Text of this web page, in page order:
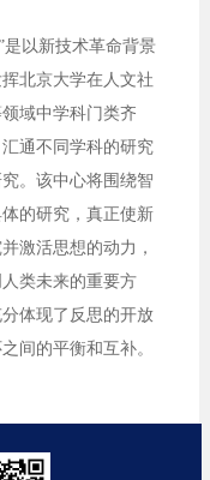
以新技术革命背景
北京大学在人文社
域中学科门类齐
通不同学科的研究
。该中心将围绕智
的研究，真正使新
激活思想的动力，
类未来的重要方
体现了反思的开放
间的平衡和互补。